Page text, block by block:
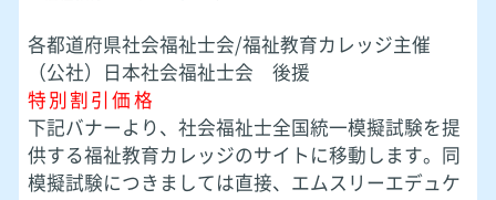
各都道府県社会福祉士会/福祉教育カレッジ主催
（公社）日本社会福祉士会 後援
特別割引価格
下記バナーより、社会福祉士全国統一模擬試験を提
供する福祉教育カレッジのサイトに移動します。同
模擬試験につきましては直接、エムスリーエデュケ